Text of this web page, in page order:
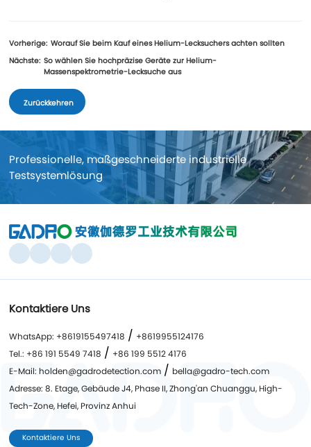
Vorherige: Worauf Sie beim Kauf eines Helium-Lecksuchers achten sollten
Nächste: So wählen Sie hochpräzise Geräte zur Helium-
Massenspektrometrie-Lecksuche aus
Zurückkehren
Professionelle, maßgeschneiderte industrielle
Testsystemlösung
Kontaktiere Uns
WhatsApp: +8619155497418 / +8619955124176
Tel.: +86 191 5549 7418 / +86 199 5512 4176
E-Mail: holden@gadrodetection.com / bella@gadro-tech.com
Adresse: 8. Etage, Gebäude J4, Phase II, Zhong'an Chuanggu, High-
Tech-Zone, Hefei, Provinz Anhui
Kontaktiere Uns